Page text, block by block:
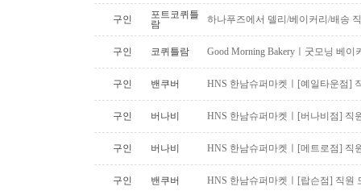
구인
포트코퀴틀
람
하나푸즈에서 델리/베이커리/배송
구인 코퀴틀람 Good Morning Bakeryㅣ굿모닝 베
구인 밴쿠버 HNS 한남슈퍼마켓ㅣ[예일타운점]
구인 버나비 HNS 한남슈퍼마켓ㅣ[버나비점] 직
구인 버나비 HNS 한남슈퍼마켓ㅣ[메트로점] 직
구인 밴쿠버 HNS 한남슈퍼마켓ㅣ[랍슨점] 직원